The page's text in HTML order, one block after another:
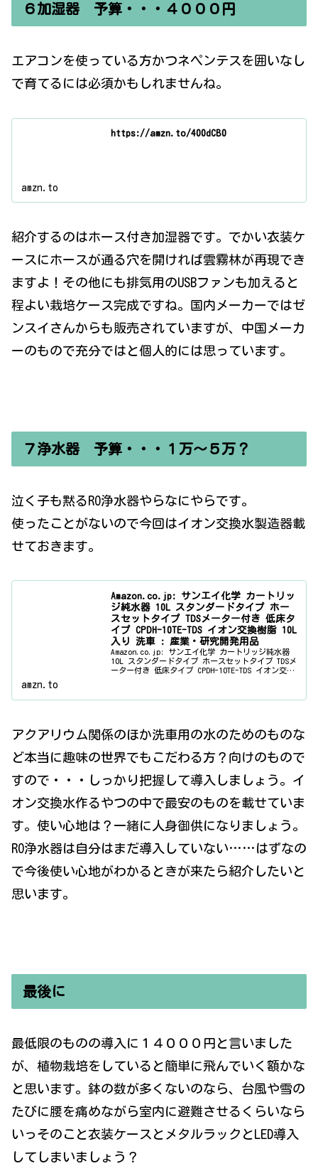
６加湿器 予算・・・４０００円
エアコンを使っている方かつネペンテスを囲いなし
で育てるには必須かもしれませんね。
https://amzn.to/400dCB0
amzn.to
紹介するのはホース付き加湿器です。でかい衣装ケ
ースにホースが通る穴を開ければ雲霧林が再現でき
ますよ！その他にも排気用のUSBファンも加えると
程よい栽培ケース完成ですね。国内メーカーではゼ
ンスイさんからも販売されていますが、中国メーカ
ーのもので充分ではと個人的には思っています。
７浄水器 予算・・・１万〜５万？
泣く子も黙るRO浄水器やらなにやらです。
使ったことがないので今回はイオン交換水製造器載
せておきます。
Amazon.co.jp: サンエイ化学 カートリッ
ジ純水器 10L スタンダードタイプ ホー
スセットタイプ TDSメーター付き 低床タ
イプ CPDH-10TE-TDS イオン交換樹脂 10L
入り 洗車 : 産業・研究開発用品
Amazon.co.jp: サンエイ化学 カートリッジ純水器
10L スタンダードタイプ ホースセットタイプ TDSメ
ーター付き 低床タイプ CPDH-10TE-TDS イオン交換
amzn.to
アクアリウム関係のほか洗車用の水のためのものな
ど本当に趣味の世界でもこだわる方？向けのもので
すので・・・しっかり把握して導入しましょう。イ
オン交換水作るやつの中で最安のものを載せていま
す。使い心地は？一緒に人身御供になりましょう。
RO浄水器は自分はまだ導入していない……はずなの
で今後使い心地がわかるときが来たら紹介したいと
思います。
最後に
最低限のものの導入に１４０００円と言いました
が、植物栽培をしていると簡単に飛んでいく額かな
と思います。鉢の数が多くないのなら、台風や雪の
たびに腰を痛めながら室内に避難させるくらいなら
いっそのこと衣装ケースとメタルラックとLED導入
してしまいましょう？